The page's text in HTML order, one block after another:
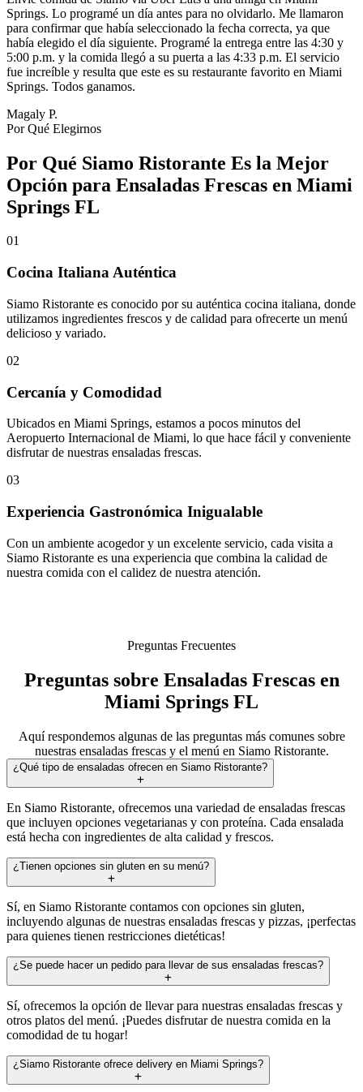
Springs. Lo programé un día antes para no olvidarlo. Me llamaron
para confirmar que había seleccionado la fecha correcta, ya que
había elegido el día siguiente. Programé la entrega entre las 4:30 y
5:00 p.m. y la comida llegó a su puerta a las 4:33 p.m. El servicio
fue increíble y resulta que este es su restaurante favorito en Miami
Springs. Todos ganamos.
Magaly P.
Por Qué Elegirnos
Por Qué Siamo Ristorante Es la Mejor
Opción para Ensaladas Frescas en Miami
Springs FL
01
Cocina Italiana Auténtica
Siamo Ristorante es conocido por su auténtica cocina italiana, donde
utilizamos ingredientes frescos y de calidad para ofrecerte un menú
delicioso y variado.
02
Cercanía y Comodidad
Ubicados en Miami Springs, estamos a pocos minutos del
Aeropuerto Internacional de Miami, lo que hace fácil y conveniente
disfrutar de nuestras ensaladas frescas.
03
Experiencia Gastronómica Inigualable
Con un ambiente acogedor y un excelente servicio, cada visita a
Siamo Ristorante es una experiencia que combina la calidad de
nuestra comida con el calidez de nuestra atención.
Preguntas Frecuentes
Preguntas sobre Ensaladas Frescas en
Miami Springs FL
Aquí respondemos algunas de las preguntas más comunes sobre
nuestras ensaladas frescas y el menú en Siamo Ristorante.
¿Qué tipo de ensaladas ofrecen en Siamo Ristorante?
En Siamo Ristorante, ofrecemos una variedad de ensaladas frescas
que incluyen opciones vegetarianas y con proteína. Cada ensalada
está hecha con ingredientes de alta calidad y frescos.
¿Tienen opciones sin gluten en su menú?
Sí, en Siamo Ristorante contamos con opciones sin gluten,
incluyendo algunas de nuestras ensaladas frescas y pizzas, ¡perfectas
para quienes tienen restricciones dietéticas!
¿Se puede hacer un pedido para llevar de sus ensaladas frescas?
Sí, ofrecemos la opción de llevar para nuestras ensaladas frescas y
otros platos del menú. ¡Puedes disfrutar de nuestra comida en la
comodidad de tu hogar!
¿Siamo Ristorante ofrece delivery en Miami Springs?